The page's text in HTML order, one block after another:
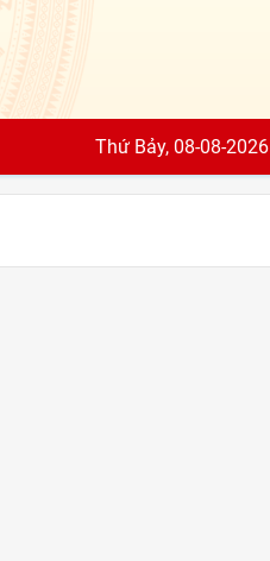
Thứ Bảy, 08-08-2026